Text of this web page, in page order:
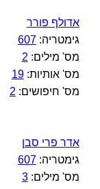
אדולף פורר
גימטריה:607
מס' מילים: 2
מס' אותיות:19
מס' חיפושים: 2
אדר פרי סבן
גימטריה:607
מס' מילים:3